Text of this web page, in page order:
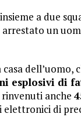
a due
un
dell’uomo,
esplosivi di
anche
elettronici di